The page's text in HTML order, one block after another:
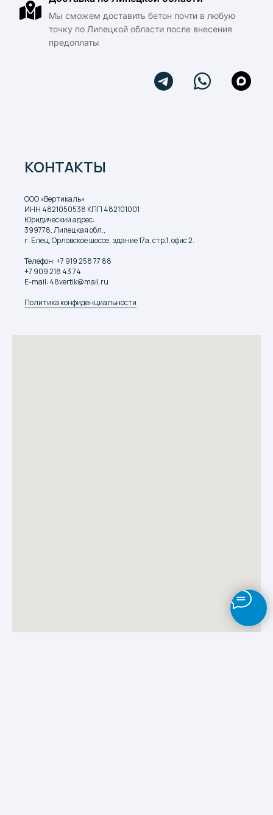
Мы сможем доставить бетон почти в любую
точку по Липецкой области после внесения
предоплаты
КОНТАКТЫ
ООО «Вертикаль»
ИНН 4821050538 КПП 482101001
Юридический адрес:
399778, Липецкая обл.,
г. Елец, Орловское шоссе, здание 17а, стр.1, офис 2.
Телефон:+7 919 258 77 88
+7 909 218 43 74
E-mail: 48vertik@mail.ru
Политика конфиденциальности